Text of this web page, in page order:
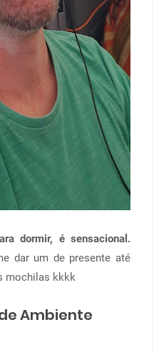
dormir, é sensacional.
dar um de presente até
mochilas kkkk
Ambiente